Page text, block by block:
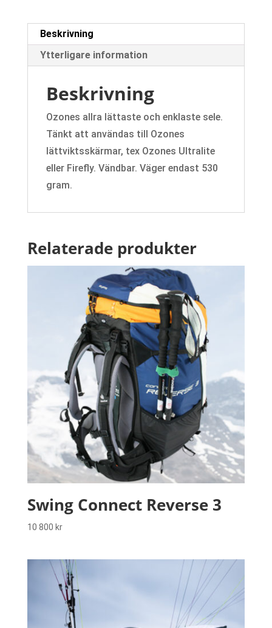
Beskrivning
Ytterligare information
Beskrivning
Ozones allra lättaste och enklaste sele.
Tänkt att användas till Ozones
lättviktsskärmar, tex Ozones Ultralite
eller Firefly. Vändbar. Väger endast 530
gram.
Relaterade produkter
Swing Connect Reverse 3
10 800 kr